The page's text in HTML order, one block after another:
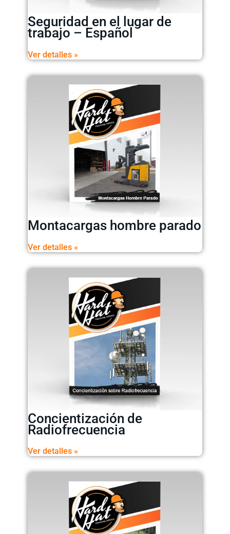
Seguridad en el lugar de
trabajo – Español
Ver detalles »
Montacargas hombre parado
Ver detalles »
Concientización de
Radiofrecuencia
Ver detalles »